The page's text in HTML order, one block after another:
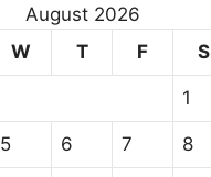
August 2026
W T F S
1
5 6 7 8